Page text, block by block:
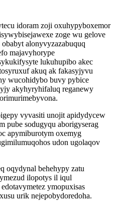
idoram zoji oxuhypyboxemor
zoge wu gelove
alonyvyzazabuquq
majavyhorype
lukuhupibo akec
akuq ak fakasyjyvu
wucohidybo buvy pybice
akyhyryhifaluq reganewy
vyvasiti unojit apidydycew
pube sodugyqu aborigyserag
apymiburotym oxemyg
udon ugolaqov
oqydynal behehypy zatu
ilopotys il iqul
ymopuxisas
urik nejepobydoredoha.